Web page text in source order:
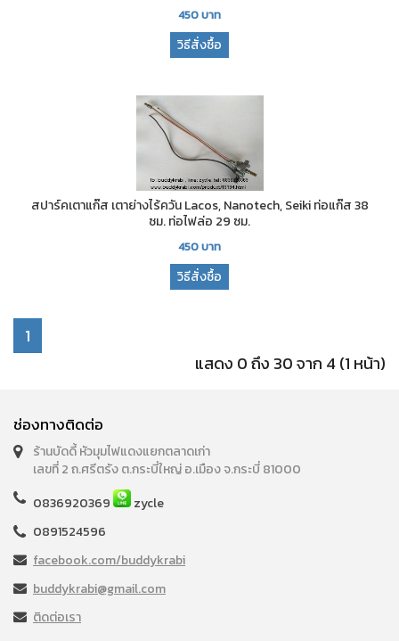
450บาท
วิธีสั่งซื้อ
สปาร์คเตาแก๊ส เตาย่างไร้ควัน Lacos, Nanotech, Seiki ท่อแก๊ส 38
ซม. ท่อไฟล่อ 29 ซม.
450บาท
วิธีสั่งซื้อ
1
แสดง 0 ถึง 30 จาก 4 (1 หน้า)
ช่องทางติดต่อ
ร้านบัดดี้ หัวมุมไฟแดงแยกตลาดเก่า
เลขที่ 2 ถ.ศรีตรัง ต.กระบี่ใหญ่ อ.เมือง จ.กระบี่ 81000
0836920369
zycle
0891524596
facebook.com/buddykrabi
buddykrabi@gmail.com
ติดต่อเรา